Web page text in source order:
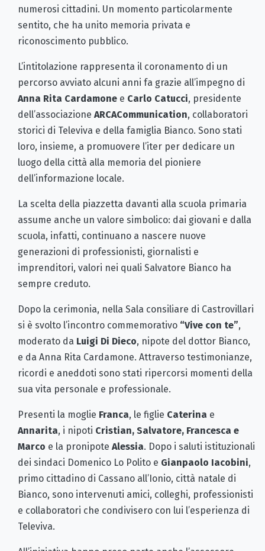
numerosi cittadini. Un momento particolarmente
sentito, che ha unito memoria privata e
riconoscimento pubblico.
L’intitolazione rappresenta il coronamento di un
percorso avviato alcuni anni fa grazie all’impegno di
Anna Rita Cardamone e Carlo Catucci, presidente
dell’associazione ARCACommunication, collaboratori
storici di Televiva e della famiglia Bianco. Sono stati
loro, insieme, a promuovere l’iter per dedicare un
luogo della città alla memoria del pioniere
dell’informazione locale.
La scelta della piazzetta davanti alla scuola primaria
assume anche un valore simbolico: dai giovani e dalla
scuola, infatti, continuano a nascere nuove
generazioni di professionisti, giornalisti e
imprenditori, valori nei quali Salvatore Bianco ha
sempre creduto.
Dopo la cerimonia, nella Sala consiliare di Castrovillari
si è svolto l’incontro commemorativo “Vive con te”,
moderato da Luigi Di Dieco, nipote del dottor Bianco,
e da Anna Rita Cardamone. Attraverso testimonianze,
ricordi e aneddoti sono stati ripercorsi momenti della
sua vita personale e professionale.
Presenti la moglie Franca, le figlie Caterina e
Annarita, i nipoti Cristian, Salvatore, Francesca e
Marco e la pronipote Alessia. Dopo i saluti istituzionali
dei sindaci Domenico Lo Polito e Gianpaolo Iacobini,
primo cittadino di Cassano all’Ionio, città natale di
Bianco, sono intervenuti amici, colleghi, professionisti
e collaboratori che condivisero con lui l’esperienza di
Televiva.